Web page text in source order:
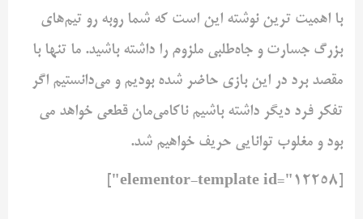
با اهمیت ترین نوشته این است که شما روبه رو تیم‌های
بزرگ جسارت و جاه‌طلبی ملزوم را داشته باشید. ما تنها با
مقصد برد در این بازی حاضر شده بودیم و می‌دانستیم اگر
تفکر فرد دیگر داشته باشیم ناکامی‌مان قطعی خواهد می
بود و مغلوب توانایی حریف خواهیم شد.